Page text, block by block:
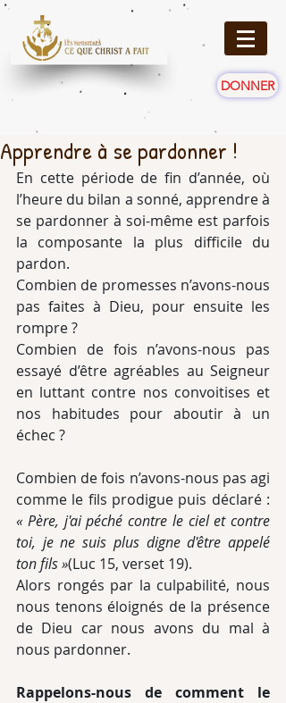
DONNER
Apprendre à se pardonner !
En cette période de fin d’année, où
l’heure du bilan a sonné, apprendre à
se pardonner à soi-même est parfois
la composante la plus difficile du
pardon.
Combien de promesses n’avons-nous
pas faites à Dieu, pour ensuite les
rompre ?
Combien de fois n’avons-nous pas
essayé d’être agréables au Seigneur
en luttant contre nos convoitises et
nos habitudes pour aboutir à un
échec ?
Combien de fois n’avons-nous pas agi
« Père, j'ai péché contre le ciel et contre
toi, je ne suis plus digne d'être appelé
ton fils »(Luc 15, verset 19).
Alors rongés par la culpabilité, nous
nous tenons éloignés de la présence
de Dieu car nous avons du mal à
nous pardonner.
Rappelons-nous de comment le